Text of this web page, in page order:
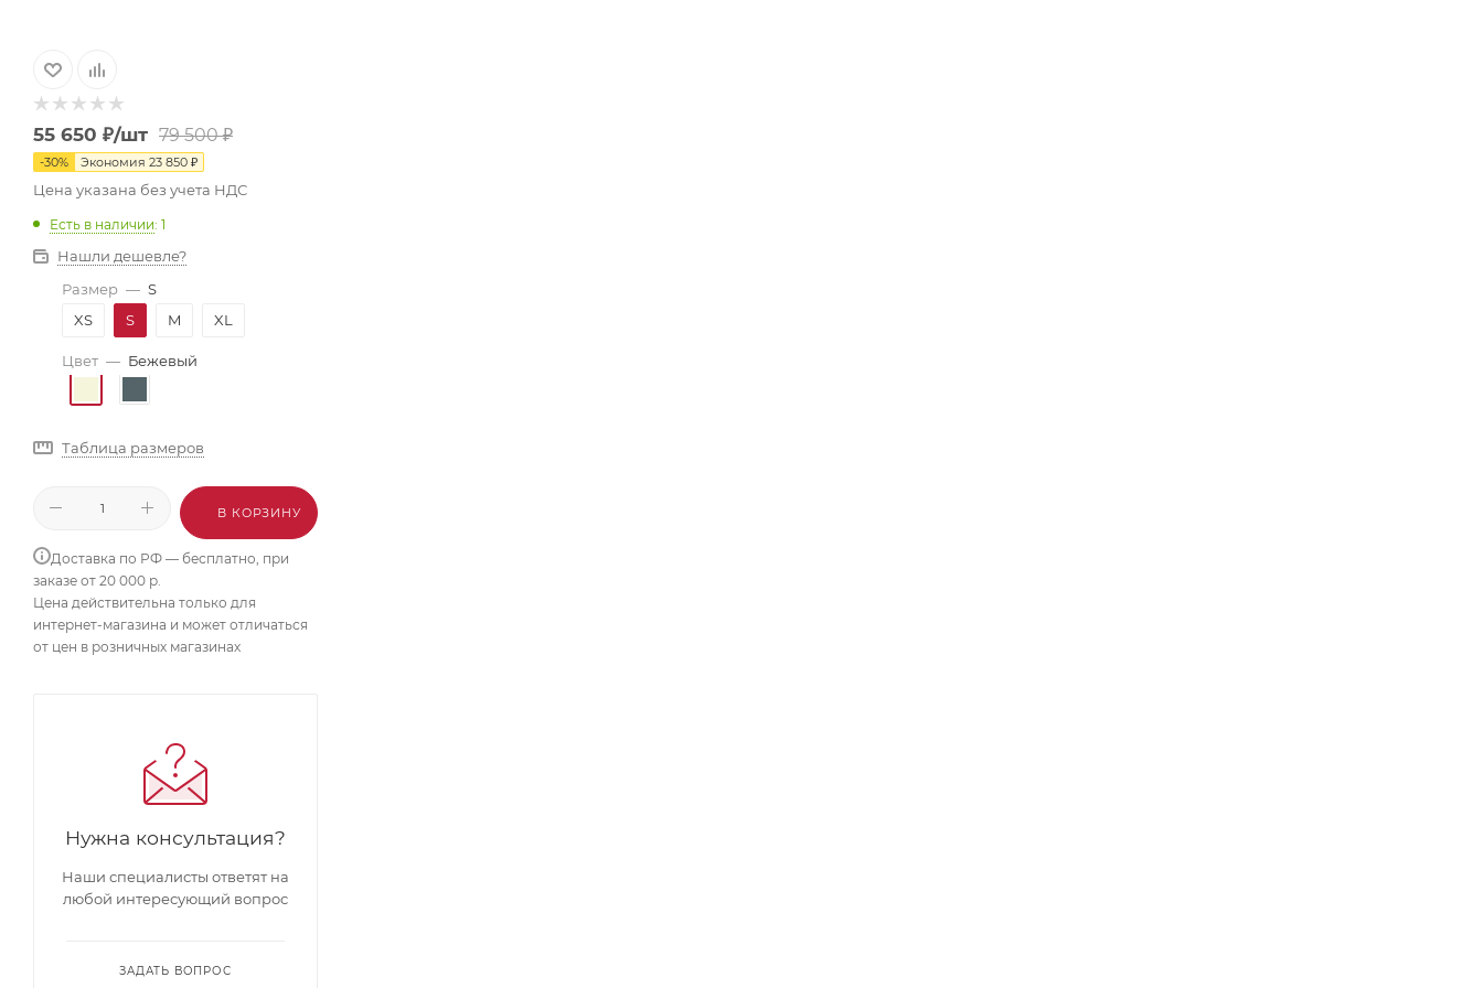
55 650 ₽/шт 79 500₽
-30% Экономия 23 850 ₽
Цена указана без учета НДС
Есть в наличии: 1
Нашли дешевле?
Размер — S
XS
S M XL
Цвет — Бежевый
Таблица размеров
В КОРЗИНУ
Доставка по РФ — бесплатно, при
заказе от 20 000 р.
Цена действительна только для
интернет-магазина и может отличаться
от цен в розничных магазинах
Нужна консультация?
Наши специалисты ответят на
любой интересующий вопрос
ЗАДАТЬ ВОПРОС